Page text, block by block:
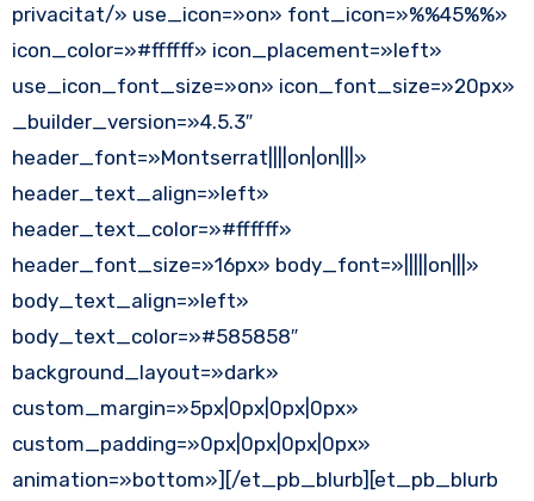
privacitat/» use_icon=»on» font_icon=»%%45%%»
icon_color=»#ffffff» icon_placement=»left»
use_icon_font_size=»on» icon_font_size=»20px»
_builder_version=»4.5.3″
header_font=»Montserrat||||on|on|||»
header_text_align=»left»
header_text_color=»#ffffff»
header_font_size=»16px» body_font=»|||||on|||»
body_text_align=»left»
body_text_color=»#585858″
background_layout=»dark»
custom_margin=»5px|0px|0px|0px»
custom_padding=»0px|0px|0px|0px»
animation=»bottom»][/et_pb_blurb][et_pb_blurb